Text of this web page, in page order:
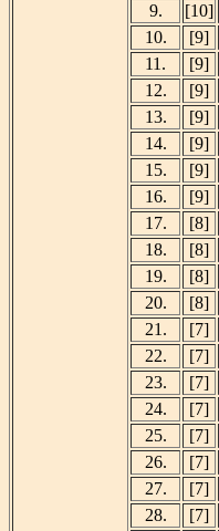
9.
[10]
10.
[9]
11.
[9]
12.
[9]
13.
[9]
14.
[9]
15.
[9]
16.
[9]
17.
[8]
18.
[8]
19.
[8]
20.
[8]
21.
[7]
22.
[7]
23.
[7]
24.
[7]
25.
[7]
26.
[7]
27.
[7]
28.
[7]